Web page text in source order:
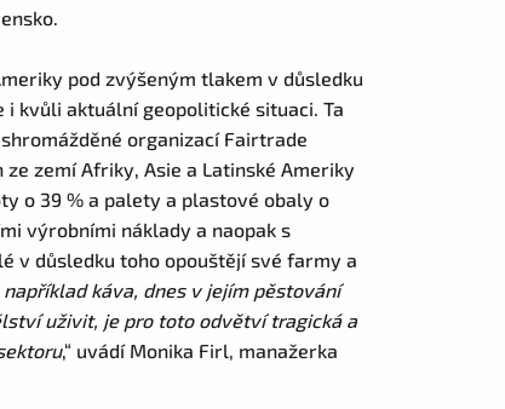
pod zvýšeným tlakem v důsledku
kvůli aktuální geopolitické situaci. Ta
organizací Fairtrade
zemí Afriky, Asie a Latinské Ameriky
o 39 % a palety a plastové obaly o
výrobními náklady a naopak s
v důsledku toho opouštějí své farmy a
káva, dnes v jejím pěstování
uživit, je pro toto odvětví tragická a
,“ uvádí Monika Firl, manažerka